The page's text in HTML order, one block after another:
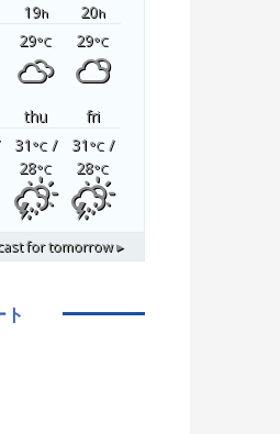
19h 20h
29°C 29°C
thu
fri
31 °C/
28°C
31 °C/
28°C
for tomorrow ▸
ト